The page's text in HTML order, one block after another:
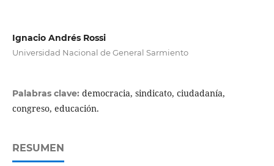
Ignacio Andrés Rossi
Universidad Nacional de General Sarmiento
Palabras clave: democracia, sindicato, ciudadanía,
congreso, educación.
RESUMEN